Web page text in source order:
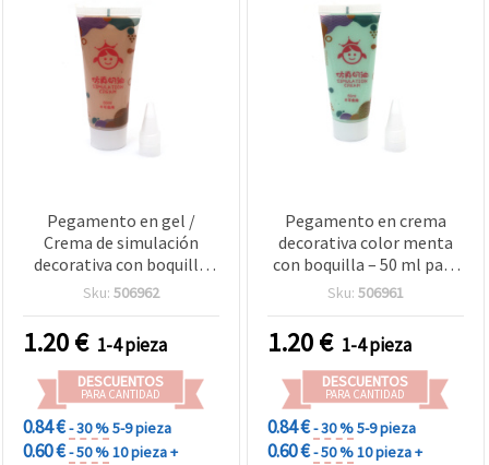
Pegamento en gel /
Crema de simulación
decorativa con boquilla
para manualidades, color
Sku: 506962
1.20€ 1-4 pieza
DESCUENTOS
PARA CANTIDAD
0.84 €- 30 %5-9 pieza
0.60 €- 50 %10 pieza +
Pegamento en crema
decorativa color menta
con boquilla – 50 ml para
manualidades creativas y
Sku: 506961
1.20€ 1-4 pieza
DESCUENTOS
PARA CANTIDAD
0.84 €- 30 %5-9 pieza
0.60 €- 50 %10 pieza +